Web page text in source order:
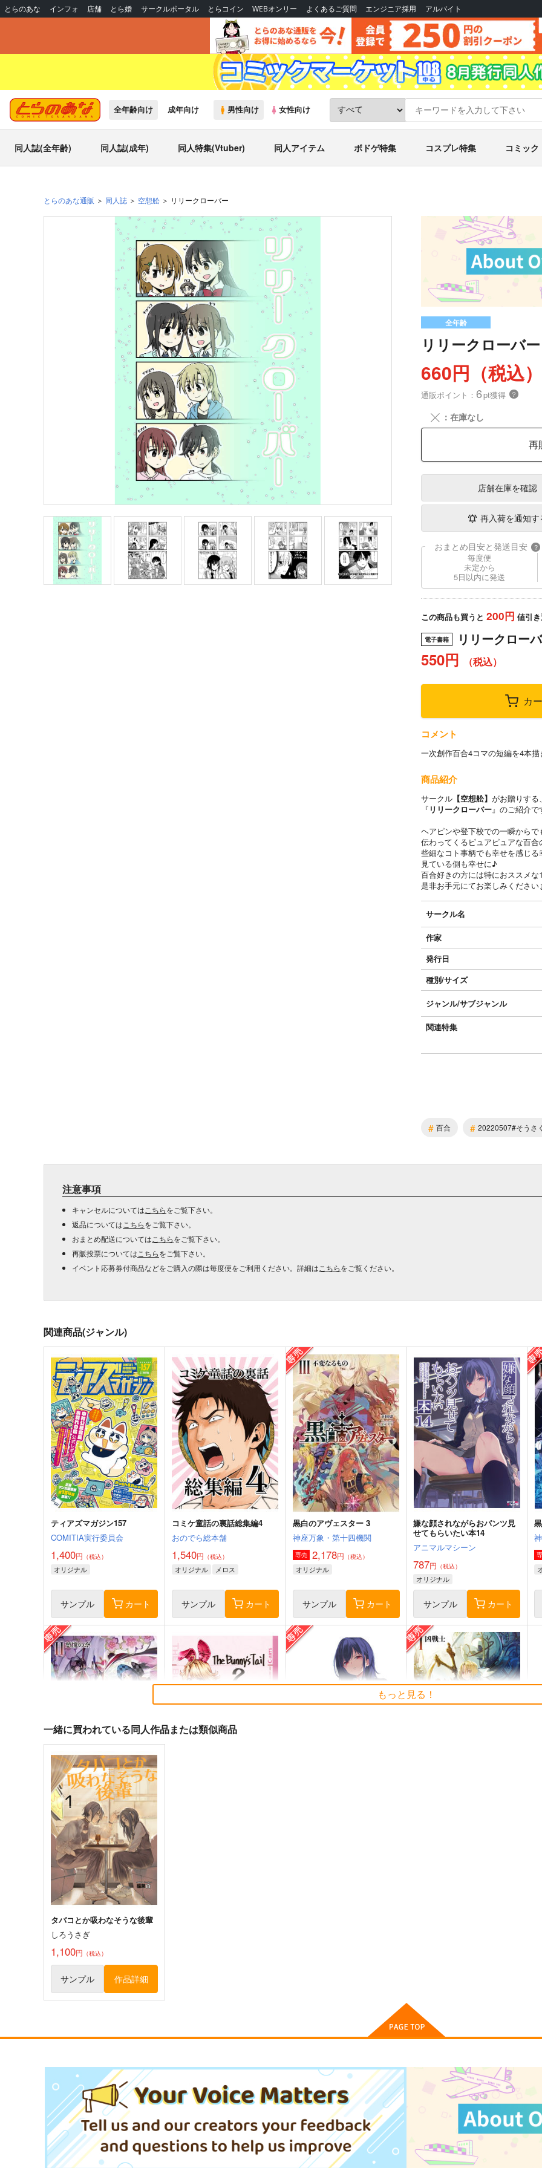
とらのあな インフォ 店舗 とら婚 サークルポータル とらコイン WEBオンリー よくあるご質問 エンジニア採用 アルバイト
全年齢向け 成年向け 男性向け 女性向け
同人誌(全年齢) 同人誌(成年) 同人特集(Vtuber) 同人アイテム ボドゲ特集 コスプレ特集 コミッ
とらのあな通販 同人誌 空想舩 リリークローバー
全年齢
リリークローバー
660円（税込）
通販ポイント： 6pt獲得 ？
╳ ：在庫なし
再
店舗在庫を確認
再入荷を通知す
おまとめ目安と発送目安 ?
毎度便
未定から
5日以内に発送
この商品も買うと 200円 値引き
電子書籍 リリークロー
550円 （税込）
カ
コメント
一次創作百合4コマの短編を4本描
商品紹介
サークル 【空想舩】 がお贈りする、
『 リリークローバー』のご紹介で
ヘアピンや登下校での一瞬からで
伝わってくるピュアピュアな百合
些細なコト事柄でも幸せを感じる
見ている側も幸せに♪
百合好きの方には特におススメな1
是非お手元にてお楽しみくださ
サークル名
作家
発行日
種別/サイズ
ジャンル/サブジャンル
関連特集
# 百合 # 20220507#そうさ
注意事項
キャンセルについては こちらをご覧下さい。
返品については こちらをご覧下さい。
おまとめ配送については こちらをご覧下さい。
再販投票については こちらをご覧下さい。
イベント応募券付商品などをご購入の際は毎度便をご利用ください。詳細は こちらをご覧ください。
関連商品(ジャンル)
ティアズマガジン157
COMITIA実行委員会
1,400円 （税込）
オリジナル
サンプル カート
コミケ童話の裏話総集編4
おのでら総本舗
1,540円 （税込）
オリジナル メロス
サンプル カート
黒白のアヴェスター 3
神座万象・第十四機関
専売 2,178円 （税込）
オリジナル
サンプル カート
嫌な顔されながらおパンツ見
せてもらいたい本14
アニマルマシーン
787円 （税込）
オリジナル
サンプル カート
黒白のアヴェスター 2
神座万象・第十四機関
専売 2,178円（税込）
オリジナル
サンプル カート
むにんしき「届かなくても、
届くといいな」絵師100人
展 16 大阪展 前売り券
産経新聞社
1,300円（税込）
オリジナル
サンプル カート
天水花苑
1,540
オリジナル まるいち
カート
今日の一枚 2026年 Vol.1
WhitePlanter
1,320 （税込）
オリジナル
サンプル カート
あお高活動日誌14
（税込）
サンプル
もっと見る！
一緒に買われている同人作品または類似商品
タバコとか吸わなそうな後輩
しろうさぎ
1,100円 （税込）
サンプル 作品詳細